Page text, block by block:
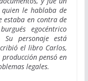
le hablaba de
estaba en contra de
egocéntrico
Su personaje está
el libro Carlos,
pensó en
legales.